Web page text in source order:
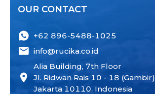
OUR CONTACT
+62 896-5488-1025
info@rucika.co.id
Alia Building, 7th Floor
Jl. Ridwan Rais 10 - 18 (Gambir)
Jakarta 10110, Indonesia